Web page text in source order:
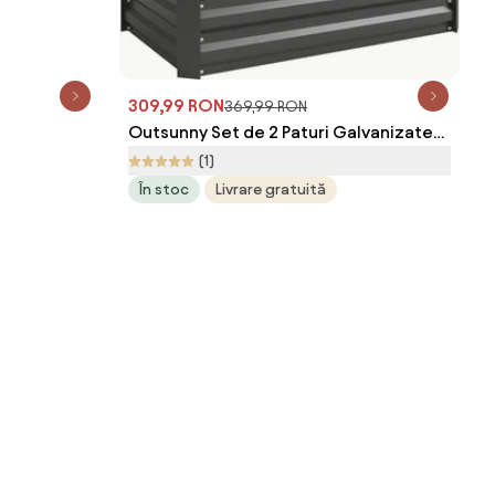
Romania
309,99 RON369,99 RON
Outsunny Set de 2 Paturi Galvanizate
Inaltate pentru Gradina, Cutie de
Plantare Inaltata pentru Exterior, Usor
(1)
În stoc
Livrare gratuită